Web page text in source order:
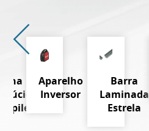
Aparelho
Inversor
Barra
Laminada
Estrela